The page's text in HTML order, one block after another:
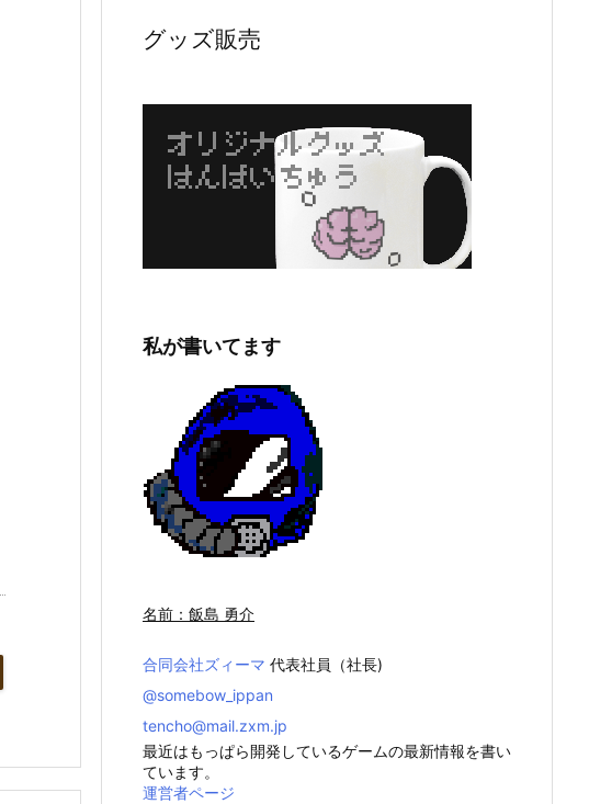
グッズ販売
私が書いてます
名前：飯島 勇介
合同会社ズィーマ 代表社員（社長)
@somebow_ippan
tencho@mail.zxm.jp
最近はもっぱら開発しているゲームの最新情報を書い
ています。
運営者ページ